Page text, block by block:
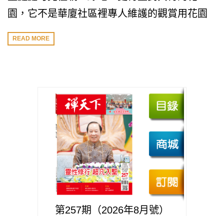
園，它不是華廈社區裡專人維護的觀賞用花園
READ MORE
第257期（2026年8月號）